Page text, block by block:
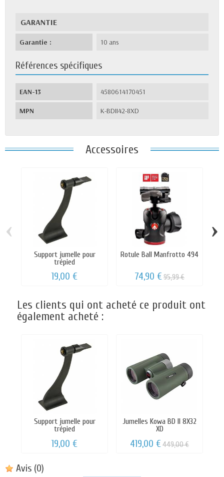
GARANTIE
Garantie : 10 ans
Références spécifiques
EAN-13 4580614170451
MPN K-BDII42-8XD
Accessoires
Support jumelle pour
trépied
19,00 €
Rotule Ball Manfrotto 494
74,90 €95,99 €
‹ ›
Les clients qui ont acheté ce produit ont
également acheté :
Support jumelle pour
trépied
19,00 €
Jumelles Kowa BD II 8X32
XD
419,00 €449,00 €
Avis (0)